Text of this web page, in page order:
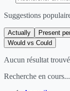
Suggestions
Actually Present
Would vs Could
Aucun résultat trouvé
Recherche en cours...